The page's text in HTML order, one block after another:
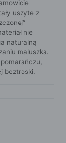
uszyte z
nie
naturalną
maluszka.
beztroski.